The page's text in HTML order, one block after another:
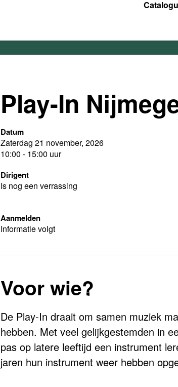
Play-In
Datum
Zaterdag 21 november, 2026
10:00 - 15:00 uur
Dirigent
Is nog een verrassing
Aanmelden
Informatie volgt
Voor wie?
De Play-In draait om samen muziek
hebben. Met veel gelijkgestemden in
pas op latere leeftijd een instrument
jaren hun instrument weer hebben